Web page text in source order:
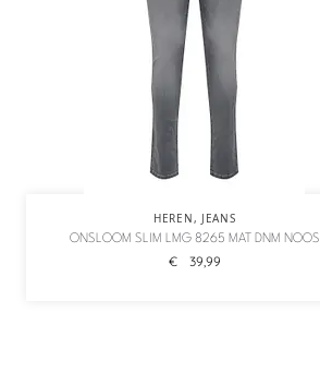
HEREN, JEANS
ONSLOOM SLIM LMG 8265 MAT DNM NOOS
€ 39,99